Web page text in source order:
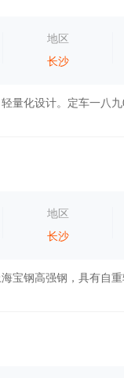
地区
长沙
地区
长沙